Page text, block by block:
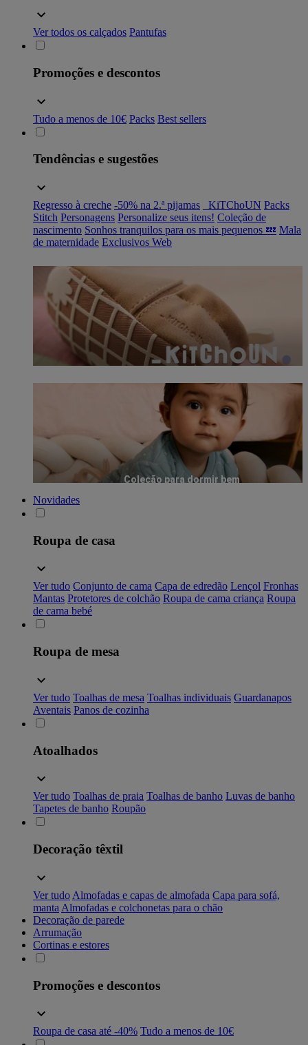
Ver todos os calçados Pantufas
Promoções e descontos
Tudo a menos de 10€ Packs Best sellers
Tendências e sugestões
Regresso à creche -50% na 2.ª pijamas _KiTChoUN Packs
Stitch Personagens Personalize seus itens! Coleção de
nascimento Sonhos tranquilos para os mais pequenos 💤 Mala
de maternidade Exclusivos Web
Coleção para dormir bem
Novidades
Roupa de casa
Ver tudo Conjunto de cama Capa de edredão Lençol Fronhas
Mantas Protetores de colchão Roupa de cama criança Roupa
de cama bebé
Roupa de mesa
Ver tudo Toalhas de mesa Toalhas individuais Guardanapos
Aventais Panos de cozinha
Atoalhados
Ver tudo Toalhas de praia Toalhas de banho Luvas de banho
Tapetes de banho Roupão
Decoração têxtil
Ver tudo Almofadas e capas de almofada Capa para sofá,
manta Almofadas e colchonetas para o chão
Decoração de parede
Arrumação
Cortinas e estores
Promoções e descontos
Roupa de casa até -40% Tudo a menos de 10€